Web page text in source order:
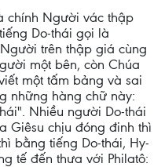
chính Người vác thập
Do-thái gọi là
trên thập giá cùng
một bên, còn Chúa
một tấm bảng và sai
những hàng chữ này:
Nhiều người Do-thái
Giêsu chịu đóng đinh thì
bằng tiếng Do-thái, Hy-
tế đến thưa với Philatô: